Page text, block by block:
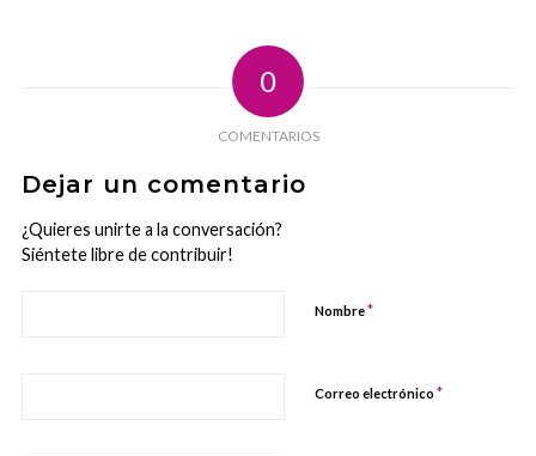
0
COMENTARIOS
Dejar un comentario
¿Quieres unirte a la conversación?
Siéntete libre de contribuir!
Nombre*
Correo electrónico *